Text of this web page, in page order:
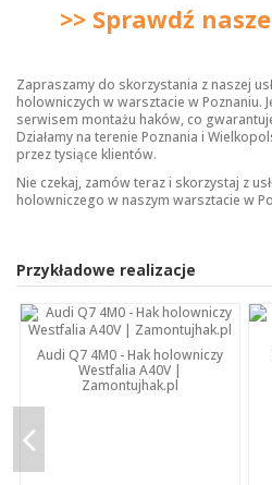
>> Sprawdź
Zapraszamy do skorzystania z naszej
holowniczych w warsztacie w Poznaniu.
serwisem montażu haków, co
Działamy na terenie Poznania i
przez tysiące klientów.
Nie czekaj, zamów teraz i skorzystaj z
holowniczego w naszym warsztacie w
Przykładowe realizacje
Audi Q7 4M0 - Hak holowniczy
Westfalia A40V |
Zamontujhak.pl